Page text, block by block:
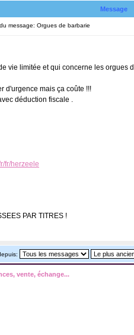
Message
message: Orgues de barbarie
vie limitée et qui concerne les orgues
d'urgence mais ça coûte !!!
déduction fiscale .
fr/herzeele
PAR TITRES !
vente, échange...